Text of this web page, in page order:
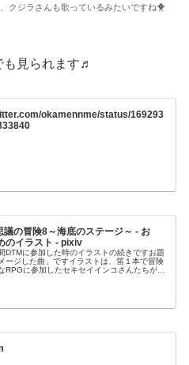
クジラさんも歌っているみたいですね🐥
も見られます♬
okamennme/status/169293
議の冒険8～海底のステージ～ - お
のイラスト - pixiv
DTMに参加した時のイラストの続きですお題
ージした曲」ですイラストは、笛１本で冒険
RPGに参加したセキセイインコさんたちが海